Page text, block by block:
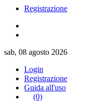
Registrazione
sab, 08 agosto 2026
Login
Registrazione
Guida all'uso
(0)